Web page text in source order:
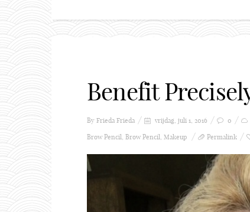
Benefit
By Frieda Frieda vrijdag, juli 1, 2016 0
Brow Pencil Brow Pencil Makeup Permalink